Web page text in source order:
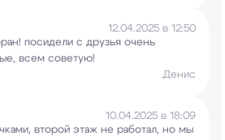
12.04.2025 в 12:50
посидели с друзья очень
всем советую!
Денис
10.04.2025 в 18:09
второй этаж не работал, но мы